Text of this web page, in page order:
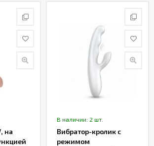
на
В наличии: 2 шт.
Вибратор-кролик с
режимом